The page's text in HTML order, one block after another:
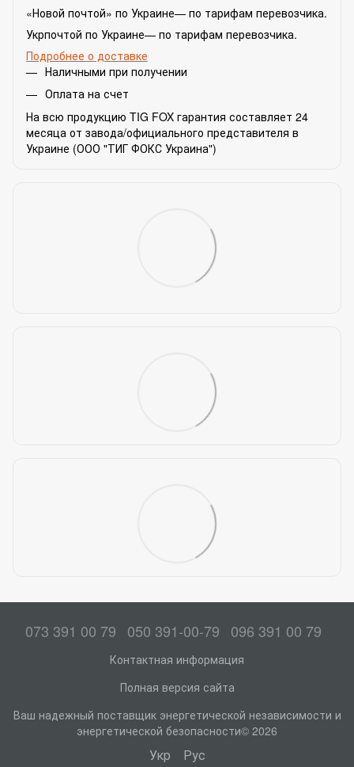
«Новой почтой» по Украине— по тарифам перевозчика.
Укрпочтой по Украине— по тарифам перевозчика.
Подробнее о доставке
Наличными при получении
Оплата на счет
На всю продукцию TIG FOX гарантия составляет 24
месяца от завода/официального представителя в
Украине (ООО "ТИГ ФОКС Украина")
073 391 00 79 050 391-00-79 096 391 00 79
Контактная информация
Полная версия сайта
Ваш надежный поставщик энергетической независимости и
энергетической безопасности© 2026
Укр Рус